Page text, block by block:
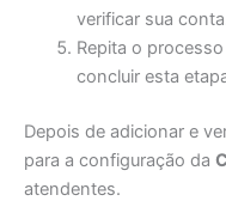
verificar sua
Repita o
concluir esta
Depois de adicionar e
para a configuração da
atendentes.